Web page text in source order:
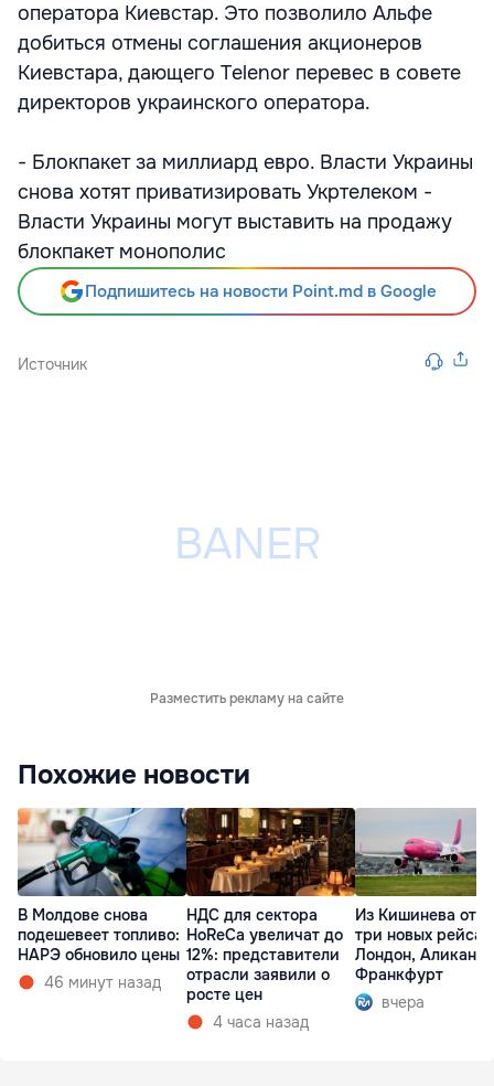
оператора Киевстар. Это позволило Альфе
добиться отмены соглашения акционеров
Киевстара, дающего Telenor перевес в совете
директоров украинского оператора.
- Блокпакет за миллиард евро. Власти Украины
снова хотят приватизировать Укртелеком -
Власти Украины могут выставить на продажу
блокпакет монополис
Подпишитесь на новости Point.md в Google
Источник
Разместить рекламу на сайте
Похожие новости
В Молдове снова
подешевеет топливо:
НАРЭ обновило цены
46 минут назад
НДС для сектора
HoReCa увеличат до
12%: представители
отрасли заявили о
росте цен
4 часа назад
Из Кишинева
три новых рейса
Лондон,
Франкфурт
вчера